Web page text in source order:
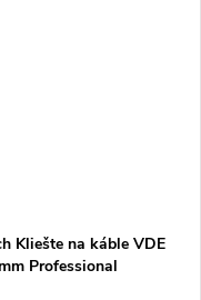
Kliešte na káble VDE
Professional